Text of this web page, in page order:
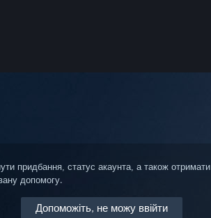
придбання, статус акаунта, а також отримати
допомогу.
Допоможіть, не можу ввійти